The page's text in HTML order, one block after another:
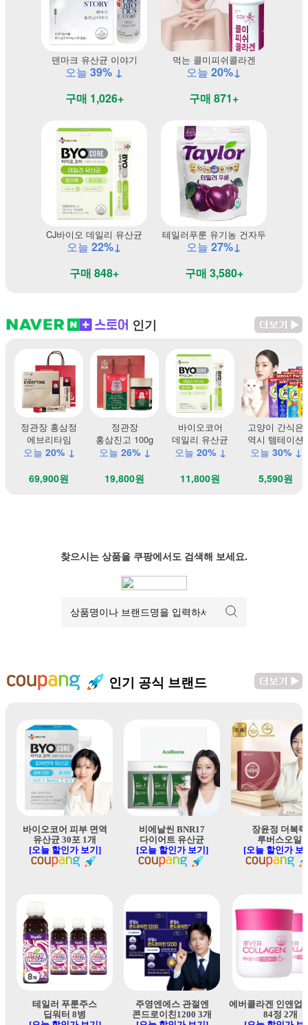
덴마크 유산균 이야기
오늘 39% ↓
구매 1,026+
먹는 콜미피쉬콜라겐
오늘 20%↓
구매 871+
CJ바이오 데일리 유산균
오늘 22%↓
구매 848+
테일러푸룬 유기농 건자두
오늘 27%↓
구매 3,580+
인기
정관장 홍삼정
에브리타임
오늘 20% ↓
69,900원
정관장
홍삼진고 100g
오늘 26% ↓
19,800원
바이오코어
데일리 유산균
오늘 20% ↓
11,800원
고양이 간식은
역시 템테이션
오늘 30% ↓
5,590원
찾으시는 상품을 쿠팡에서도 검색해 보세요.